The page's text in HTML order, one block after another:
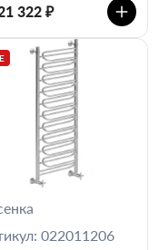
322 ₽
022011206